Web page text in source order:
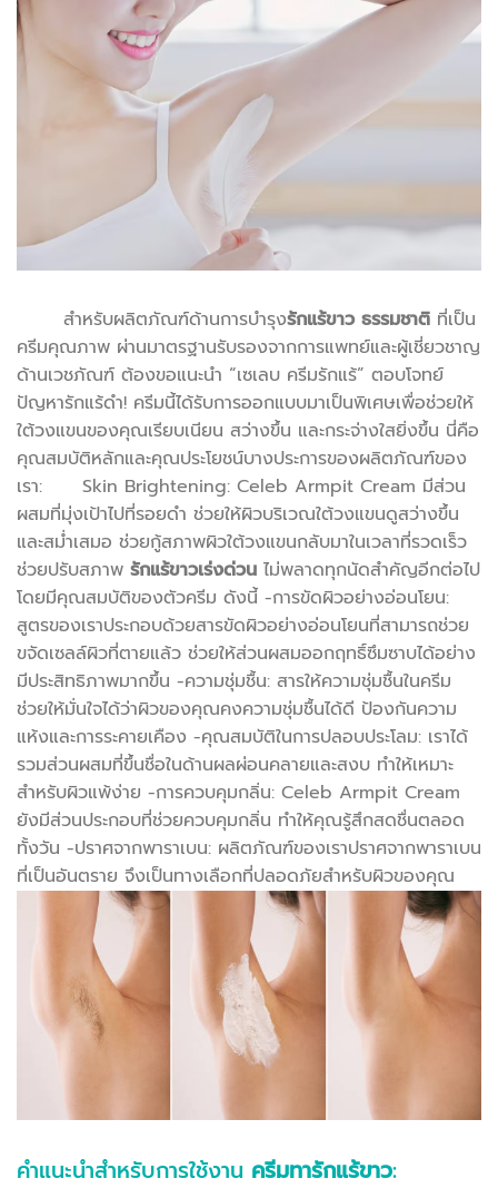
สำหรับผลิตภัณฑ์ด้านการบำรุงรักแร้ขาว ธรรมชาติ ที่เป็น
ครีมคุณภาพ ผ่านมาตรฐานรับรองจากการแพทย์และผู้เชี่ยวชาญ
ด้านเวชภัณฑ์ ต้องขอแนะนำ “เซเลบ ครีมรักแร้” ตอบโจทย์
ปัญหารักแร้ดำ! ครีมนี้ได้รับการออกแบบมาเป็นพิเศษเพื่อช่วยให้
ใต้วงแขนของคุณเรียบเนียน สว่างขึ้น และกระจ่างใสยิ่งขึ้น นี่คือ
คุณสมบัติหลักและคุณประโยชน์บางประการของผลิตภัณฑ์ของ
เรา: Skin Brightening: Celeb Armpit Cream มีส่วน
ผสมที่มุ่งเป้าไปที่รอยดำ ช่วยให้ผิวบริเวณใต้วงแขนดูสว่างขึ้น
และสม่ำเสมอ ช่วยกู้สภาพผิวใต้วงแขนกลับมาในเวลาที่รวดเร็ว
ช่วยปรับสภาพ รักแร้ขาวเร่งด่วน ไม่พลาดทุกนัดสำคัญอีกต่อไป
โดยมีคุณสมบัติของตัวครีม ดังนี้ -การขัดผิวอย่างอ่อนโยน:
สูตรของเราประกอบด้วยสารขัดผิวอย่างอ่อนโยนที่สามารถช่วย
ขจัดเซลล์ผิวที่ตายแล้ว ช่วยให้ส่วนผสมออกฤทธิ์ซึมซาบได้อย่าง
มีประสิทธิภาพมากขึ้น -ความชุ่มชื้น: สารให้ความชุ่มชื้นในครีม
ช่วยให้มั่นใจได้ว่าผิวของคุณคงความชุ่มชื้นได้ดี ป้องกันความ
แห้งและการระคายเคือง -คุณสมบัติในการปลอบประโลม: เราได้
รวมส่วนผสมที่ขึ้นชื่อในด้านผลผ่อนคลายและสงบ ทำให้เหมาะ
สำหรับผิวแพ้ง่าย -การควบคุมกลิ่น: Celeb Armpit Cream
ยังมีส่วนประกอบที่ช่วยควบคุมกลิ่น ทำให้คุณรู้สึกสดชื่นตลอด
ทั้งวัน -ปราศจากพาราเบน: ผลิตภัณฑ์ของเราปราศจากพาราเบน
ที่เป็นอันตราย จึงเป็นทางเลือกที่ปลอดภัยสำหรับผิวของคุณ
คำแนะนำสำหรับการใช้งาน ครีมทารักแร้ขาว: